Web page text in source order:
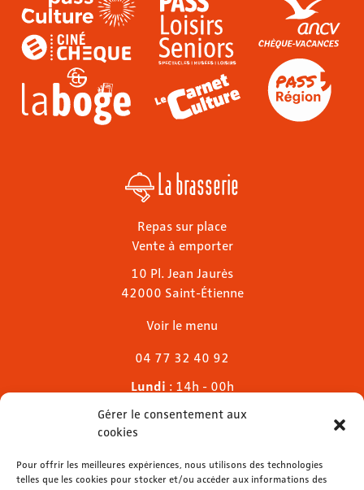
Gérer le consentement aux
cookies
Pour offrir les meilleures expériences, nous utilisons des technologies
telles que les cookies pour stocker et/ou accéder aux informations des
La brasserie
Repas sur place
Vente à emporter
10 Pl. Jean Jaurès
42000 Saint-Étienne
Voir le menu
04 77 32 40 92
Lundi : 14h - 00h
Mardi & mercredi
Jeudi
Dimanche: 11h - 00h